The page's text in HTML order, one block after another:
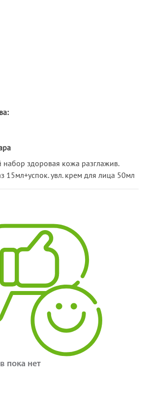
здоровая кожа разглажив.
15мл+успок. увл. крем для лица 50мл
пока нет